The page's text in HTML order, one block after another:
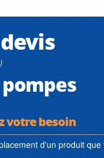
votre besoin
d'un produit